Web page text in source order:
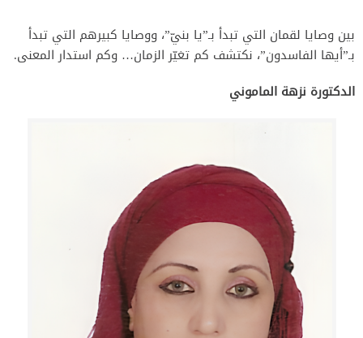
بين وصايا لقمان التي تبدأ بـ”يا بنيّ”، ووصايا كبيرهم التي تبدأ
بـ”أيها الفاسدون”، نكتشف كم تغيّر الزمان… وكم استدار المعنى.
الدكتورة نزهة الماموني